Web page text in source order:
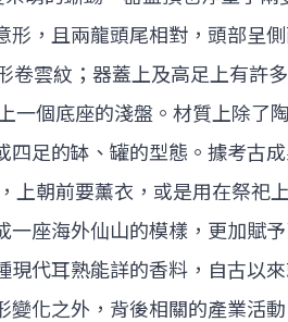
，且兩龍頭尾相對，頭部呈
雲紋；器蓋上及高足上有許
一個底座的淺盤。材質上除了
足的缽、罐的型態。據考古
上朝前要薰衣，或是用在祭祀
座海外仙山的模樣，更加賦
代耳熟能詳的香料，自古以
化之外，背後相關的產業活